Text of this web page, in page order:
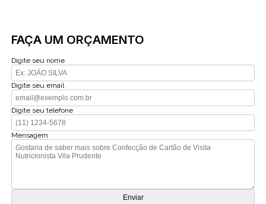
FAÇA UM ORÇAMENTO
Digite seu nome
Digite seu email
Digite seu telefone
Mensagem